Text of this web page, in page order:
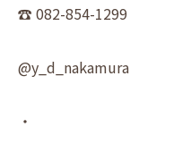
☎︎ 082-854-1299
@y_d_nakamura
・